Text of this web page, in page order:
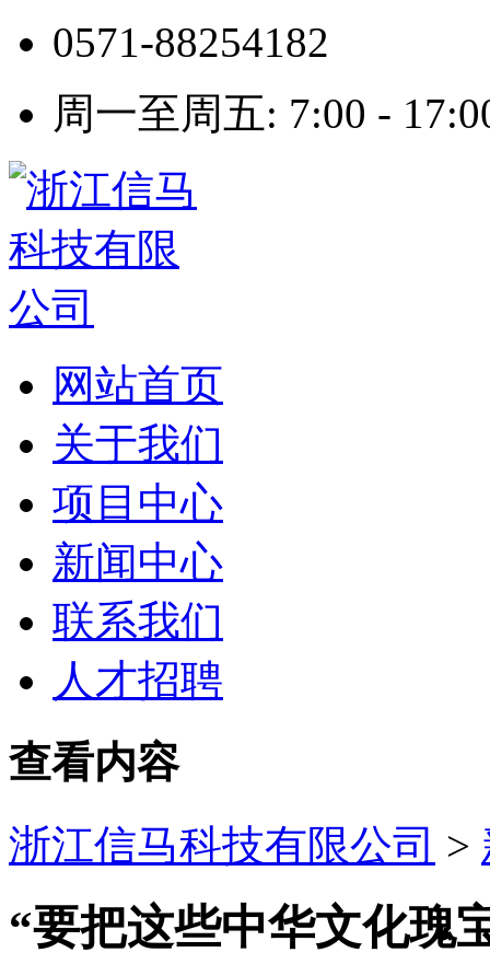
0571-88254182
周一至周五: 7:00 -
网站首页
关于我们
项目中心
新闻中心
联系我们
人才招聘
查看内容
浙江信马科技有限公司 >
“要把这些中华文化瑰